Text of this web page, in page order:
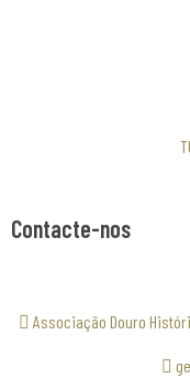
Contacte-nos
Associação Douro